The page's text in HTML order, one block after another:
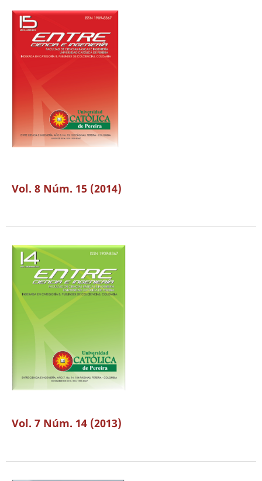
Vol. 8 Núm. 15 (2014)
Vol. 7 Núm. 14 (2013)